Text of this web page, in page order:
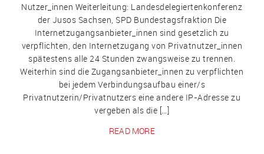
Nutzer_innen Weiterleitung: Landesdelegiertenkonferenz
der Jusos Sachsen, SPD Bundestagsfraktion Die
Internetzugangsanbieter_innen sind gesetzlich zu
verpflichten, den Internetzugang von Privatnutzer_innen
spätestens alle 24 Stunden zwangsweise zu trennen.
Weiterhin sind die Zugangsanbieter_innen zu verpflichten
bei jedem Verbindungsaufbau einer/s
Privatnutzerin/Privatnutzers eine andere IP-Adresse zu
vergeben als die […]
READ MORE